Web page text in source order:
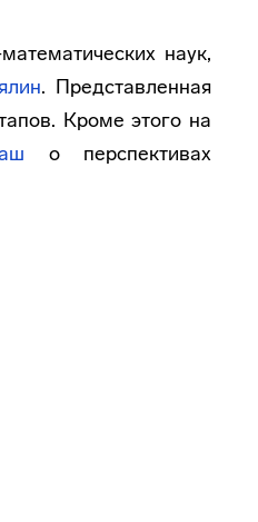
наук,
. Представленная
Кроме этого на
о перспективах